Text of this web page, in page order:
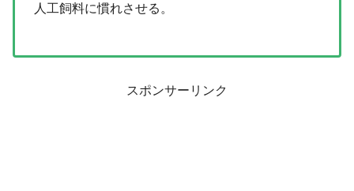
人工飼料に慣れさせる。
スポンサーリンク